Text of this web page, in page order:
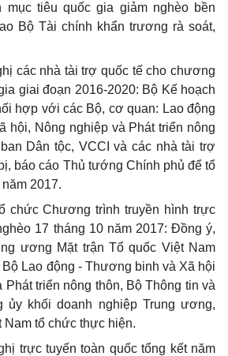
mục tiêu quốc gia giảm nghèo bền
Bộ Tài chính khẩn trương rà soát,
các nhà tài trợ quốc tế cho chương
giai đoạn 2016-2020: Bộ Kế hoạch
hợp với các Bộ, cơ quan: Lao động
hội, Nông nghiệp và Phát triển nông
Dân tộc, VCCI và các nhà tài trợ
báo cáo Thủ tướng Chính phủ để tổ
2017.
chức Chương trình truyền hình trực
17 tháng 10 năm 2017: Đồng ý,
ương Mặt trận Tổ quốc Việt Nam
Lao động - Thương binh và Xã hội
Phát triển nông thôn, Bộ Thông tin và
ủy khối doanh nghiệp Trung ương,
tổ chức thực hiện.
trực tuyến toàn quốc tổng kết năm